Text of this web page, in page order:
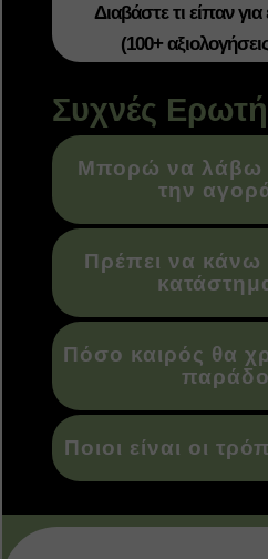
Διαβάστε τι είπαν για
(100+
Συχνές
Μπορώ να λάβω
την
Πρέπει να κάνω
Πόσο καιρός θα
Ποιοι είναι οι